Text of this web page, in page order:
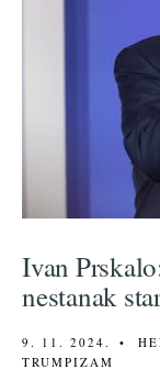
Ivan
nestanak
9. 11. 2024. •
TRUMPIZAM